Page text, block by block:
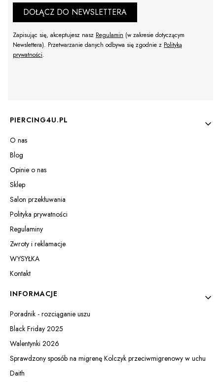
DOŁĄCZ DO NEWSLETTERA
Zapisując się, akceptujesz nasz Regulamin (w zakresie dotyczącym
Newslettera). Przetwarzanie danych odbywa się zgodnie z Polityką
prywatności.
Linki w stopce
PIERCING4U.PL
O nas
Blog
Opinie o nas
Sklep
Salon przekłuwania
Polityka prywatności
Regulaminy
Zwroty i reklamacje
WYSYŁKA
Kontakt
INFORMACJE
Poradnik - rozciąganie uszu
Black Friday 2025
Walentynki 2026
Sprawdzony sposób na migrenę Kolczyk przeciwmigrenowy w uchu
Daith